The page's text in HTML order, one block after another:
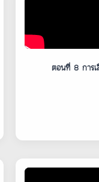
ตอนที่ 8 การเ